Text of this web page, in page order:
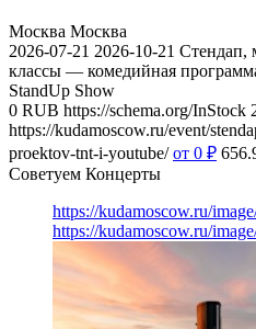
Москва Москва
2026-07-21 2026-10-21 Стендап,
классы — комедийная
StandUp Show
0 RUB https://schema.org/InStock
https://kudamoscow.ru/event/
proektov-tnt-i-youtube/ от 0 ₽
Советуем Концерты
https://kudamoscow.ru/
https://kudamoscow.ru/